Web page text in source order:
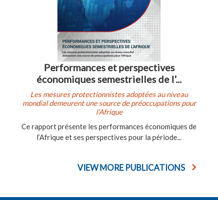
Performances et perspectives
économiques semestrielles de l’...
Les mesures protectionnistes adoptées au niveau
mondial demeurent une source de préoccupations pour
l’Afrique
Ce rapport présente les performances économiques de
l’Afrique et ses perspectives pour la période...
VIEW MORE PUBLICATIONS